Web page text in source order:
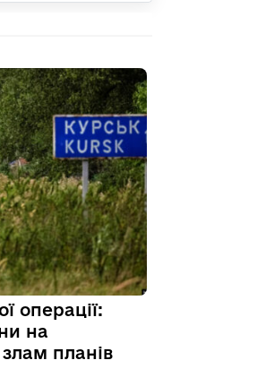
операції:
на
планів